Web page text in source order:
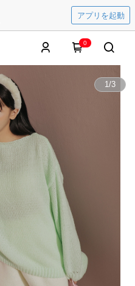
アプリを起動
0
1/3